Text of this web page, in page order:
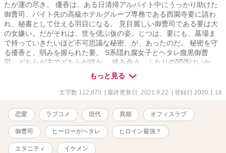
たが運の尽き。 優香は、ある日清掃アルバイト中にうっかり助けた
御曹司、バイト先の高級ホテルグループ専務である西園寺要に請わ
れ、秘書として仕える羽目になる。 見目麗しい御曹司である要は大
の女嫌い。だがそれは、世を偲ぶ仮の姿。じつは、要にも、墓場ま
で持っていきたいほど不可思議な秘密、が、あったのだ。 秘密を守
る優香と、弱みを握られた要。 S系隠れ腐女子とヘタレ腹黒御曹
司。どちらが主でどちらが従か。 絡み合う、ふたりの関係はいか
に？ これは、秘密の特殊能力を駆使し出世街道を駆け上る期せずし
て専務秘書となった女のサクセスストーリー——ではなくて、ラブ
コメでしたすみません。 ＊R18は予告なしで入ります。
もっと見る
文字数 112,875 | 最終更新日 2021.9.22 | 登録日 2020.1.18
恋愛 ラブコメ 現代 異能 オフィスラブ
御曹司 ヒーローがヘタレ ヒロイン最強？
エタニティ イケメン